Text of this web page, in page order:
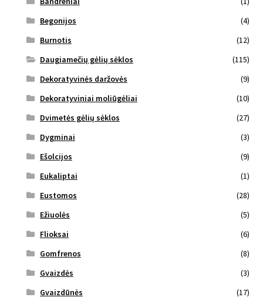
Begonijos
(4)
Burnotis
(12)
Daugiamečių gėlių sėklos
(115)
Dekoratyvinės daržovės
(9)
Dekoratyviniai moliūgėliai
(10)
Dvimetės gėlių sėklos
(27)
Dygminai
(3)
Ešolcijos
(9)
Eukaliptai
(1)
Eustomos
(28)
Ežiuolės
(5)
Flioksai
(6)
Gomfrenos
(8)
Gvaizdės
(3)
Gvaizdūnės
(17)